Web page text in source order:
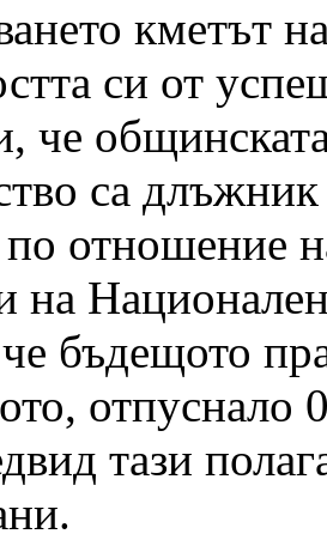
кметът
си от
че
са
отношение
на
бъдещото
отпуснало
тази